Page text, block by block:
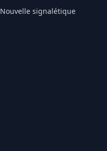
Nouvelle signalétique